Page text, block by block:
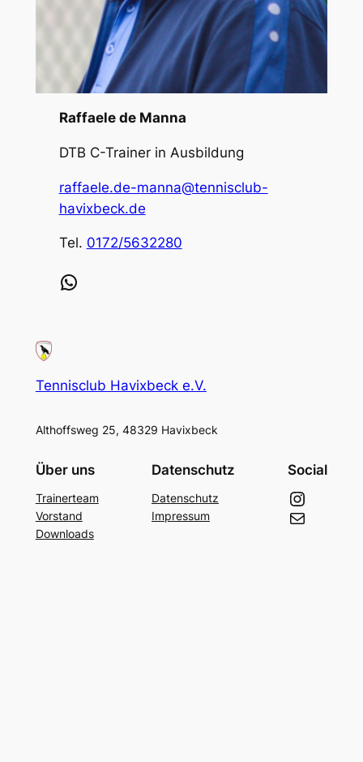
Raffaele de Manna
DTB C-Trainer in Ausbildung
raffaele.de-manna@tennisclub-
havixbeck.de
Tel. 0172/5632280
WhatsApp
Tennisclub Havixbeck e.V.
Althoffsweg 25, 48329 Havixbeck
Über uns
Trainerteam
Vorstand
Downloads
Datenschutz
Datenschutz
Impressum
Social
Instagram
E-Mail